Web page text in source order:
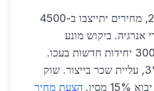
תחזית: עד סוף 2026, מחירים יתייצבו ב-4500
ביקוש מונע
מפרויקטי מגורים: 3000 יחידות חדשות בעכו.
השפעת אינפלציה 3%, עליית שכר בייצור. שוק
הצעת מחיר